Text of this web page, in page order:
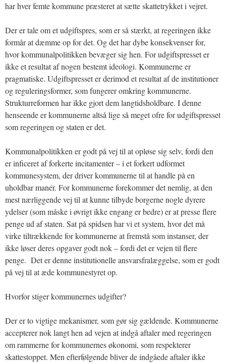
har hver femte kommune præsteret at sætte skattetrykket i vejret.
Der er tale om et udgiftspres, som er så stærkt, at regeringen ikke
formår at dæmme op for det. Og det har dybe konsekvenser for,
hvor kommunalpolitikken bevæger sig hen. For udgiftspresset er
ikke et resultat af nogen bestemt ideologi. Kommunerne er
pragmatiske. Udgiftspresset er derimod et resultat af de institutioner
og reguleringsformer, som fungerer omkring kommunerne.
Strukturreformen har ikke gjort dem langtidsholdbare. I denne
henseende er kommunerne altså lige så meget ofre for udgiftspresset
som regeringen og staten er det.
Kommunalpolitikken er godt på vej til at opløse sig selv, fordi den
er inficeret af forkerte incitamenter – i et forkert udformet
kommunesystem, der driver kommunerne til at handle på en
uholdbar manér. For kommunerne forekommer det nemlig, at den
mest nærliggende vej til at kunne tilbyde borgerne nogle dyrere
ydelser (som måske i øvrigt ikke engang er bedre) er at presse flere
penge ud af staten. Sat på spidsen har vi et system, hvor det må
virke tiltrækkende for kommunerne at fremstå som instanser, der
ikke løser deres opgaver godt nok – fordi det er vejen til flere
penge. Det er denne institutionelle ansvarsfralæggelse, som er godt
på vej til at æde kommunestyret op.
Hvorfor stiger kommunernes udgifter?
Der er to vigtige mekanismer, som gør sig gældende. Kommunerne
accepterer nok langt hen ad vejen at indgå aftaler med regeringen
om rammerne for kommunernes økonomi, som respekterer
skattestoppet. Men efterfølgende bliver de indgåede aftaler ikke